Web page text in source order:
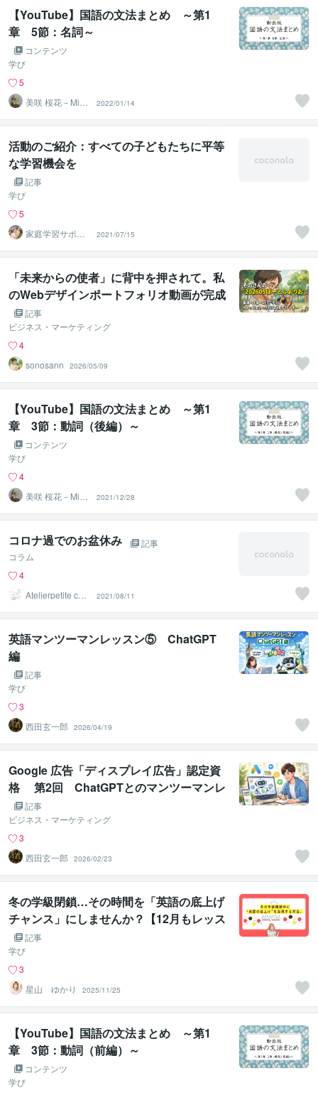
【YouTube】国語の文法まとめ ～第1
章 5節：名詞～
コンテンツ
学び
5
美咲 桜花－Misa
ki Ohka－
2022/01/14
活動のご紹介：すべての子どもたちに平等
な学習機会を
記事
学び
5
家庭学習サポー
ト「はるのひ」
2021/07/15
「未来からの使者」に背中を押されて。私
のWebデザインポートフォリオ動画が完成
しました！
記事
ビジネス・マーケティング
4
sonosann
2026/05/09
【YouTube】国語の文法まとめ ～第1
章 3節：動詞（後編）～
コンテンツ
学び
4
美咲 桜花－Misa
ki Ohka－
2021/12/28
コロナ過でのお盆休み
記事
コラム
4
Atelierpetite cab
2021/08/11
英語マンツーマンレッスン⑤ ChatGPT
編
記事
学び
3
西田玄一郎
2026/04/19
Google 広告「ディスプレイ広告」認定資
格 第2回 ChatGPTとのマンツーマンレ
ッスン
記事
ビジネス・マーケティング
3
西田玄一郎
2026/02/23
冬の学級閉鎖…その時間を「英語の底上げ
チャンス」にしませんか？【12月もレッス
ン募集中】
記事
学び
3
星山 ゆかり
2025/11/25
【YouTube】国語の文法まとめ ～第1
章 3節：動詞（前編）～
コンテンツ
学び